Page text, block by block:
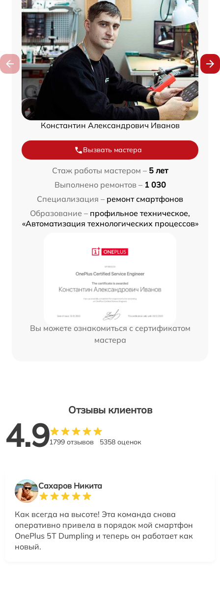
Константин Александрович Иванов
Вызвать мастера
Стаж работы мастером – 5 лет
Выполнено ремонтов – 1 030
Специализация – ремонт смартфонов
Образование – профильное техническое,
«Автоматизация технологических процессов»
Вы можете ознакомиться с сертификатом
мастера
Отзывы клиентов
4.91799 отзывов 5358 оценок
Сахаров Никита
Как всегда на высоте! Эта команда снова
оперативно привела в порядок мой смартфон
OnePlus 5T Dumpling и теперь он работает как
новый.